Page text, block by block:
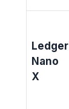
Ledger
Nano
X